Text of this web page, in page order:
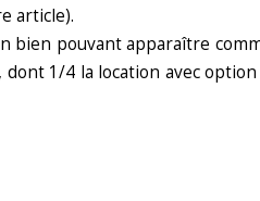
article).
bien pouvant apparaître
1/4 la location avec option